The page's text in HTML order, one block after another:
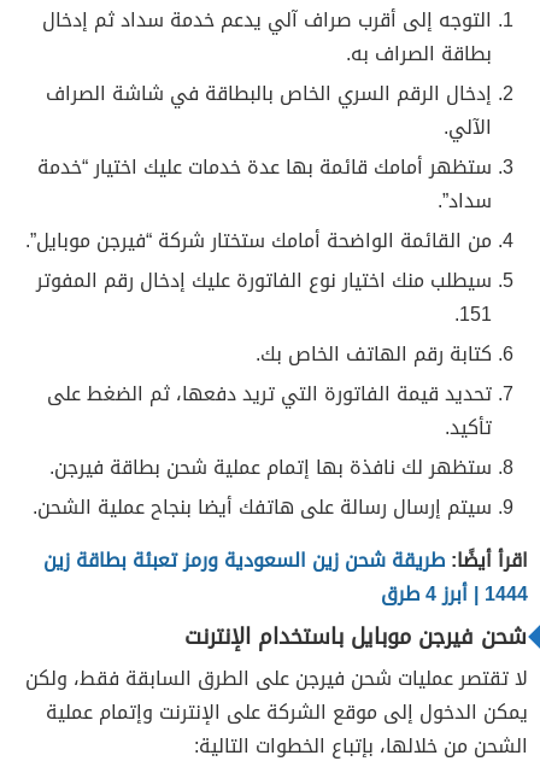
التوجه إلى أقرب صراف آلي يدعم خدمة سداد ثم إدخال
بطاقة الصراف به.
إدخال الرقم السري الخاص بالبطاقة في شاشة الصراف
الآلي.
ستظهر أمامك قائمة بها عدة خدمات عليك اختيار “خدمة
سداد”.
من القائمة الواضحة أمامك ستختار شركة “فيرجن موبايل”.
سيطلب منك اختيار نوع الفاتورة عليك إدخال رقم المفوتر
151.
كتابة رقم الهاتف الخاص بك.
تحديد قيمة الفاتورة التي تريد دفعها، ثم الضغط على
تأكيد.
ستظهر لك نافذة بها إتمام عملية شحن بطاقة فيرجن.
سيتم إرسال رسالة على هاتفك أيضا بنجاح عملية الشحن.
اقرأ أيضًا:طريقة شحن زين السعودية ورمز تعبئة بطاقة زين
1444 | أبرز 4 طرق
شحن فيرجن موبايل باستخدام الإنترنت
لا تقتصر عمليات شحن فيرجن على الطرق السابقة فقط، ولكن
يمكن الدخول إلى موقع الشركة على الإنترنت وإتمام عملية
الشحن من خلالها، بإتباع الخطوات التالية: